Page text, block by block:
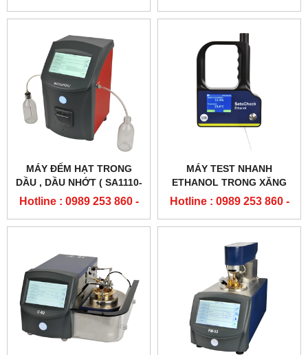
0904 84 02 08
0904 84 02 08
MÁY ĐẾM HẠT TRONG
DẦU , DẦU NHỚT ( SA1110-
0U AVCOUNTHV PARTICLE
Hotline : 0989 253 860 -
0904 84 02 08
MÁY TEST NHANH
ETHANOL TRONG XĂNG
E10( SETACHECK
Hotline : 0989 253 860 -
0904 84 02 08